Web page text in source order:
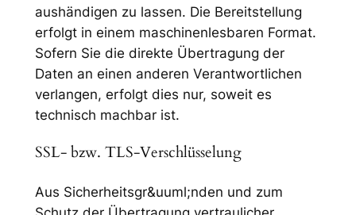
aushändigen zu lassen. Die Bereitstellung
erfolgt in einem maschinenlesbaren Format.
Sofern Sie die direkte Übertragung der
Daten an einen anderen Verantwortlichen
verlangen, erfolgt dies nur, soweit es
technisch machbar ist.
SSL- bzw. TLS-Verschlüsselung
Aus Sicherheitsgr&uuml;nden und zum